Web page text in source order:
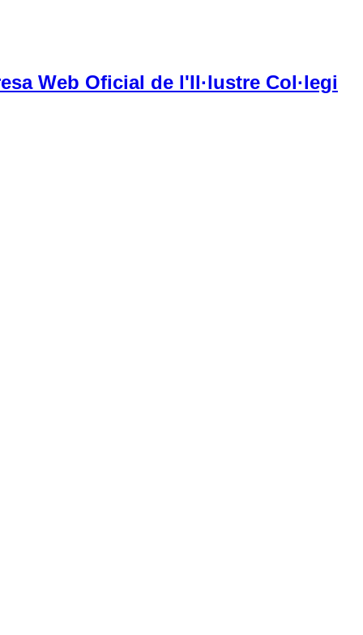
Web Oficial de l'Il·lustre Col·legi